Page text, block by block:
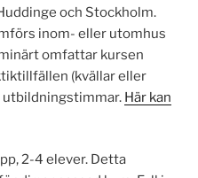
och Stockholm.
inom- eller utomhus
omfattar kursen
(kvällar eller
Här kan
2-4 elever. Detta